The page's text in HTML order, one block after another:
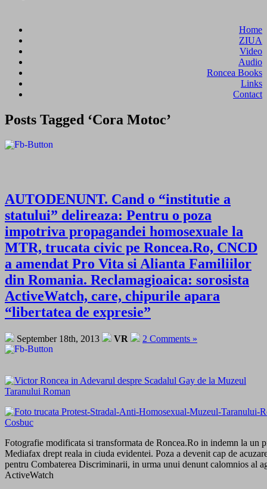
Home
ZIUA
Video
Audio
Roncea Books
Links
Contact
Posts Tagged ‘Cora Motoc’
AUTODENUNT. Cand o “institutie a
statului” delireaza: Pentru o poza
impotriva propagandei homosexuale la
MTR, trucata civic pe Roncea.Ro, CNCD
a amendat Pro Vita si Alianta Familiilor
din Romania. Reclamagioaica: sorosista
ActiveWatch, care, chipurile apara
“libertatea de expresie”
September 18th, 2013 VR 2 Comments »
Fotografie modificata si transformata de Roncea.Ro in indemn la un
Mediafax drept reala in ciuda evidentei. Poza a devenit cap de
pentru Combaterea Discriminarii, in urma unui denunt calomnios al
ActiveWatch